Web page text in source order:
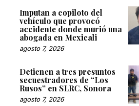
Imputan a copiloto del
vehículo que provocó
accidente donde murió una
abogada en Mexicali
agosto 7, 2026
Detienen a tres presuntos
secuestradores de “Los
Rusos” en SLRC, Sonora
agosto 7, 2026